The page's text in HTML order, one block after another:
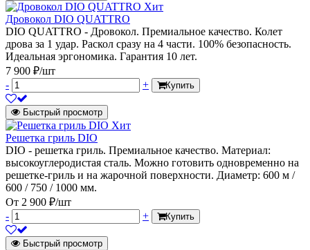
Хит
Дровокол DIO QUATTRO
DIO QUATTRO - Дровокол. Премиальное качество. Колет
дрова за 1 удар. Раскол сразу на 4 части. 100% безопасность.
Идеальная эргономика. Гарантия 10 лет.
7 900 ₽/шт
-
+ Купить
Быстрый просмотр
Хит
Решетка гриль DIO
DIO - решетка гриль. Премиальное качество. Материал:
высокоуглеродистая сталь. Можно готовить одновременно на
решетке-гриль и на жарочной поверхности. Диаметр: 600 м /
600 / 750 / 1000 мм.
От 2 900 ₽/шт
-
+ Купить
Быстрый просмотр